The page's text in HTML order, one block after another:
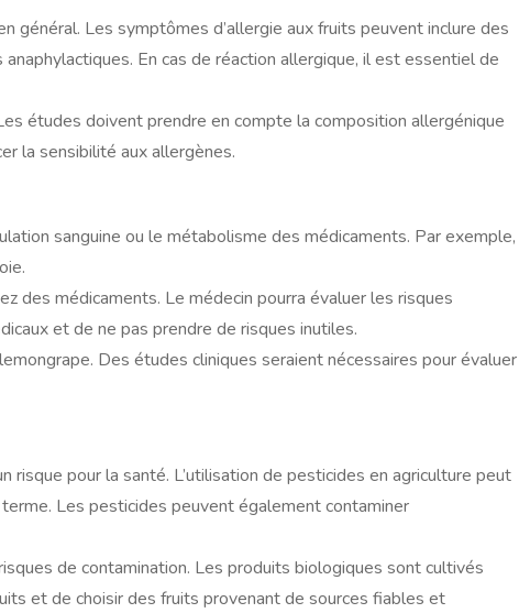
général. Les symptômes d’allergie aux fruits peuvent inclure des
En cas de réaction allergique, il est essentiel de
études doivent prendre en compte la composition allergénique
la sensibilité aux allergènes.
sanguine ou le métabolisme des médicaments. Par exemple,
des médicaments. Le médecin pourra évaluer les risques
et de ne pas prendre de risques inutiles.
Des études cliniques seraient nécessaires pour évaluer
pour la santé. L’utilisation de pesticides en agriculture peut
Les pesticides peuvent également contaminer
de contamination. Les produits biologiques sont cultivés
et de choisir des fruits provenant de sources fiables et